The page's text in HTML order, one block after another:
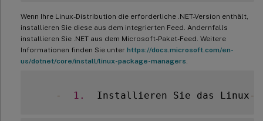
Wenn Ihre Linux-Distribution die erforderliche .NET-Version enthält,
installieren Sie diese aus dem integrierten Feed. Andernfalls
installieren Sie .NET aus dem Microsoft-Paket-Feed. Weitere
Informationen finden Sie unter https://docs.microsoft.com/en-
us/dotnet/core/install/linux-package-managers
- 1.
  Installieren Sie das Linux
-